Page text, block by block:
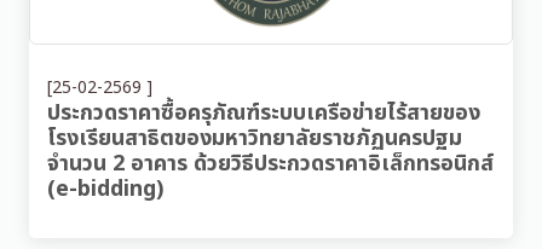
[25-02-2569 ]
ประกวดราคาซื้อครุภัณฑ์ระบบเครือข่ายไร้สายของ
โรงเรียนสาธิตของมหาวิทยาลัยราชภัฏนครปฐม
จำนวน 2 อาคาร ด้วยวิธีประกวดราคาอิเล็กทรอนิกส์
(e-bidding)